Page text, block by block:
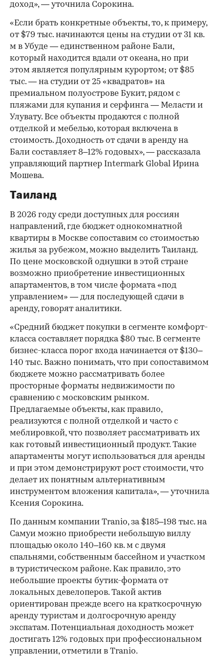
доход», — уточнила Сорокина.
«Если брать конкретные объекты, то, к примеру,
от $79 тыс. начинаются цены на студии от 31 кв.
м в Убуде — единственном районе Бали,
который находится вдали от океана, но при
этом является популярным курортом; от $85
тыс. — на студии от 25 «квадратов» на
премиальном полуострове Букит, рядом с
пляжами для купания и серфинга — Меласти и
Улувату. Все объекты продаются с полной
отделкой и мебелью, которая включена в
стоимость. Доходность от сдачи в аренду на
Бали составляет 8–12% годовых», — рассказала
управляющий партнер Intermark Global Ирина
Мошева.
Таиланд
В 2026 году среди доступных для россиян
направлений, где бюджет однокомнатной
квартиры в Москве сопоставим со стоимостью
жилья за рубежом, можно выделить Таиланд.
По цене московской однушки в этой стране
возможно приобретение инвестиционных
апартаментов, в том числе формата «под
управлением» — для последующей сдачи в
аренду, говорят аналитики.
«Средний бюджет покупки в сегменте комфорт-
класса составляет порядка $80 тыс. В сегменте
бизнес-класса порог входа начинается от $130–
140 тыс. Важно понимать, что при сопоставимом
бюджете можно рассматривать более
просторные форматы недвижимости по
сравнению с московским рынком.
Предлагаемые объекты, как правило,
реализуются с полной отделкой и часто с
меблировкой, что позволяет рассматривать их
как готовый инвестиционный продукт. Такие
апартаменты могут использоваться для аренды
и при этом демонстрируют рост стоимости, что
делает их понятным альтернативным
инструментом вложения капитала», — уточнила
Ксения Сорокина.
По данным компании Tranio, за $185–198 тыс. на
Самуи можно приобрести небольшую виллу
площадью около 140–160 кв. м с двумя
спальнями, собственным бассейном и участком
в туристическом районе. Как правило, это
небольшие проекты бутик-формата от
локальных девелоперов. Такой актив
ориентирован прежде всего на краткосрочную
аренду туристам и долгосрочную аренду
экспатам. Потенциальная доходность может
достигать 12% годовых при профессиональном
управлении, отметили в Tranio.